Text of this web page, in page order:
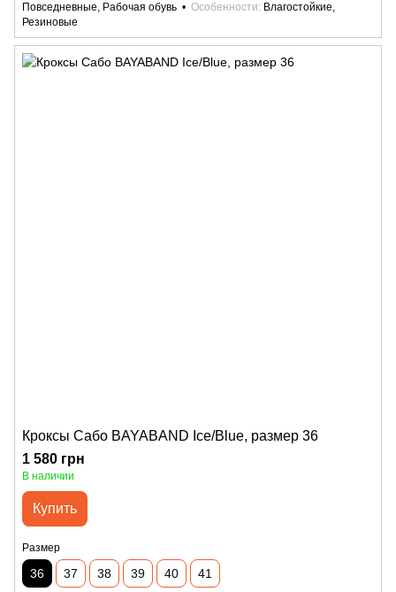
Повседневные, Рабочая обувь
Особенности
Влагостойкие,
Резиновые
Кроксы Сабо BAYABAND Ice/Blue, размер 36
1 580 грн
В наличии
Купить
Размер
36 37 38 39 40 41